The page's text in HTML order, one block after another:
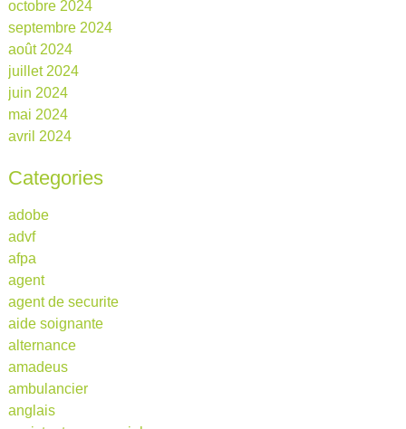
octobre 2024
septembre 2024
août 2024
juillet 2024
juin 2024
mai 2024
avril 2024
Categories
adobe
advf
afpa
agent
agent de securite
aide soignante
alternance
amadeus
ambulancier
anglais